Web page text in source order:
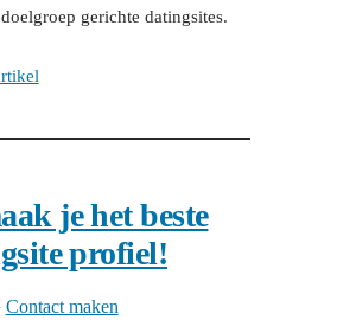
gerichte datingsites.
je het beste
profiel!
Contact maken